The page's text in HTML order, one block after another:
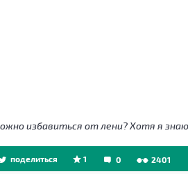
избавиться от лени? Хотя я
поделиться 1 0 2401